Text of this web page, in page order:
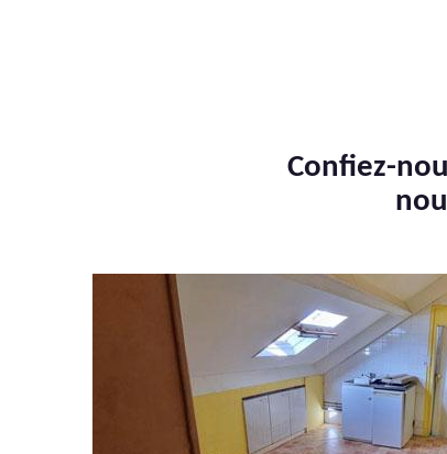
Confiez-